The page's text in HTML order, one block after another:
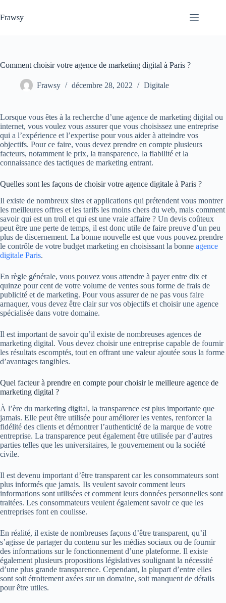
au
contenu
Frawsy
Comment choisir votre agence de marketing digital à Paris ?
Frawsy décembre 28, 2022 Digitale
Lorsque vous êtes à la recherche d’une agence de marketing digital ou
internet, vous voulez vous assurer que vous choisissez une entreprise
qui a l’expérience et l’expertise pour vous aider à atteindre vos
objectifs. Pour ce faire, vous devez prendre en compte plusieurs
facteurs, notamment le prix, la transparence, la fiabilité et la
connaissance des tactiques de marketing entrant.
Quelles sont les façons de choisir votre agence digitale à Paris ?
Il existe de nombreux sites et applications qui prétendent vous montrer
les meilleures offres et les tarifs les moins chers du web, mais comment
savoir qui est un troll et qui est une vraie affaire ? Un devis coûteux
peut être une perte de temps, il est donc utile de faire preuve d’un peu
plus de discernement. La bonne nouvelle est que vous pouvez prendre
le contrôle de votre budget marketing en choisissant la bonne agence
digitale Paris.
En règle générale, vous pouvez vous attendre à payer entre dix et
quinze pour cent de votre volume de ventes sous forme de frais de
publicité et de marketing. Pour vous assurer de ne pas vous faire
arnaquer, vous devez être clair sur vos objectifs et choisir une agence
spécialisée dans votre domaine.
Il est important de savoir qu’il existe de nombreuses agences de
marketing digital. Vous devez choisir une entreprise capable de fournir
les résultats escomptés, tout en offrant une valeur ajoutée sous la forme
d’avantages tangibles.
Quel facteur à prendre en compte pour choisir le meilleure agence de
marketing digital ?
À l’ère du marketing digital, la transparence est plus importante que
jamais. Elle peut être utilisée pour améliorer les ventes, renforcer la
fidélité des clients et démontrer l’authenticité de la marque de votre
entreprise. La transparence peut également être utilisée par d’autres
parties telles que les universitaires, le gouvernement ou la société
civile.
Il est devenu important d’être transparent car les consommateurs sont
plus informés que jamais. Ils veulent savoir comment leurs
informations sont utilisées et comment leurs données personnelles sont
traitées. Les consommateurs veulent également savoir ce que les
entreprises font en coulisse.
En réalité, il existe de nombreuses façons d’être transparent, qu’il
s’agisse de partager du contenu sur les médias sociaux ou de fournir
des informations sur le fonctionnement d’une plateforme. Il existe
également plusieurs propositions législatives soulignant la nécessité
d’une plus grande transparence. Cependant, la plupart d’entre elles
sont soit étroitement axées sur un domaine, soit manquent de détails
pour être utiles.